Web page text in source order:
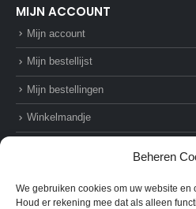
Beheren
We gebruiken cookies om uw website en
Houd er rekening mee dat als alleen
MIJN ACCOUNT
Mijn account
Mijn bestellijst
Mijn bestellingen
Winkelmandje